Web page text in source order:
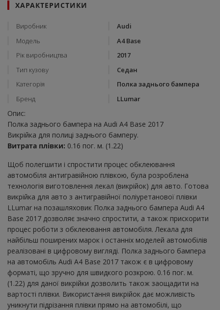
ХАРАКТЕРИСТИКИ
Виробник
Audi
Модель
A4 Base
Рік виробництва
2017
Тип кузову
Седан
Категорія
Полка заднього бампера
Бренд
LLumar
Опис:
Полка заднього бампера на Audi A4 Base 2017
Викрійка для полиці заднього бамперу.
Витрата плівки: 0.16 пог. м. (1.22)
Щоб полегшити і спростити процес обклеювання
автомобіля антигравійною плівкою, була розроблена
технологія виготовлення лекал (викрійок) для авто. Готова
викрійка для авто з антигравійної поліуретанової плівки
LLumar на позашляховик Полка заднього бампера Audi A4
Base 2017 дозволяє значно спростити, а також прискорити
процес роботи з обклеювання автомобіля. Лекала для
найбільш поширених марок і останніх моделей автомобілів
реалізовані в цифровому вигляді. Полка заднього бампера
на автомобіль Audi A4 Base 2017 також є в цифровому
форматі, що зручно для швидкого розкрою. 0.16 пог. м.
(1.22) для даної викрійки дозволить також заощадити на
вартості плівки. Використання викрійок дає можливість
уникнути підрізання плівки прямо на автомобілі, що